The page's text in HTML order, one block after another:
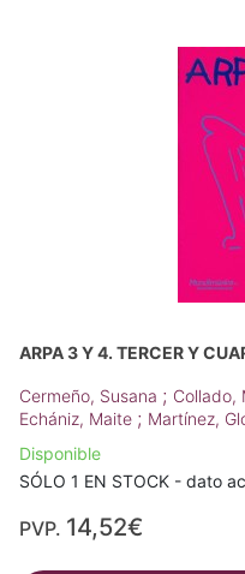
ARPA 3 Y 4. TERCER Y
Cermeño, Susana ; Collado,
Echániz, Maite ; Martínez,
Disponible
SÓLO 1 EN STOCK - dato
PVP. 14,52€